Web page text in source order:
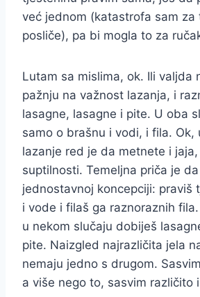
već jednom (katastrofa sam za
posliče), pa bi mogla to za
Lutam sa mislima, ok. Ili valjda
pažnju na važnost lazanja, i
lasagne, lasagne i pite. U oba
samo o brašnu i vodi, i fila. Ok,
lazanje red je da metnete i
suptilnosti. Temeljna priča je
jednostavnoj koncepciji: praviš
i vode i filaš ga raznoraznih
u nekom slučaju dobiješ
pite. Naizgled najrazličita jela
nemaju jedno s drugom.
a više nego to, sasvim različito